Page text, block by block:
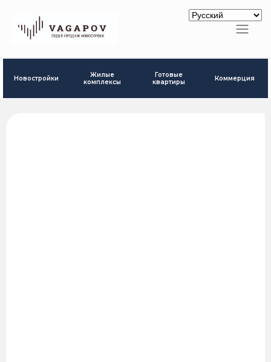
Новостройки
Жилые
комплексы
Готовые
квартиры
Коммерция